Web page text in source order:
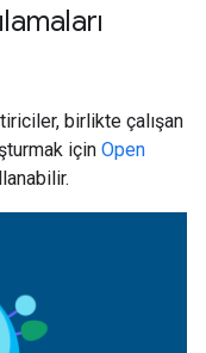
birlikte çalışan
için Open